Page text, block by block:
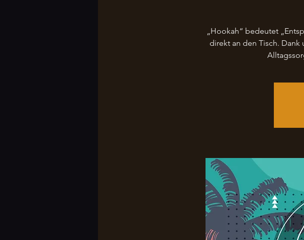
„Hookah“ bedeutet
direkt an den Tisch.